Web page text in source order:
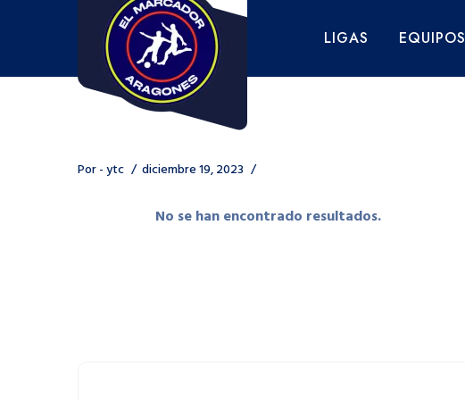
LIGAS EQUIPOS
Por -ytc diciembre 19, 2023
No se han encontrado resultados.